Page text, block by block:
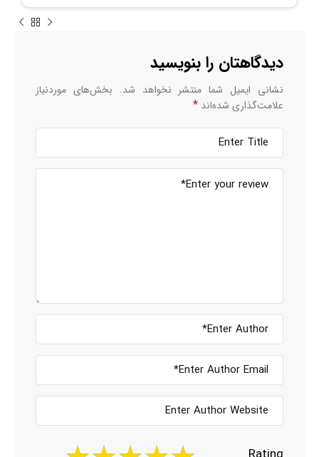
دیدگاهتان را بنویسید
نشانی ایمیل شما منتشر نخواهد شد. بخش‌های موردنیاز
علامت‌گذاری شده‌اند *